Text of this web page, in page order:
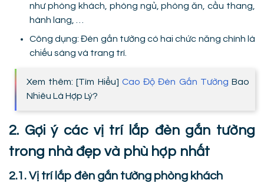
như phòng khách, phòng ngủ, phòng ăn, cầu thang,
hành lang, …
Công dụng: Đèn gắn tường có hai chức năng chính là
chiếu sáng và trang trí.
Xem thêm: [Tìm Hiểu] Cao Độ Đèn Gắn Tường Bao
Nhiêu Là Hợp Lý?
2. Gợi ý các vị trí lắp đèn gắn tường
trong nhà đẹp và phù hợp nhất
2.1. Vị trí lắp đèn gắn tường phòng khách